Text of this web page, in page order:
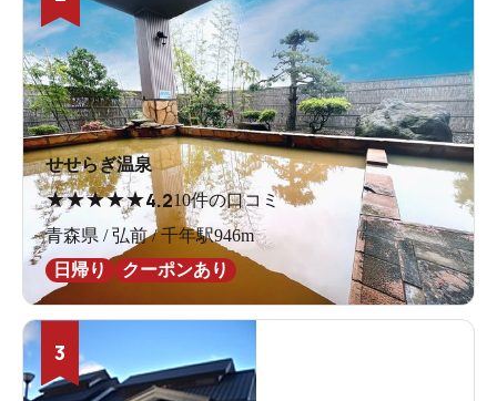
せせらぎ温泉
★★★★★4.210件の口コミ
青森県 / 弘前 / 千年駅946m
日帰り
クーポンあり
3